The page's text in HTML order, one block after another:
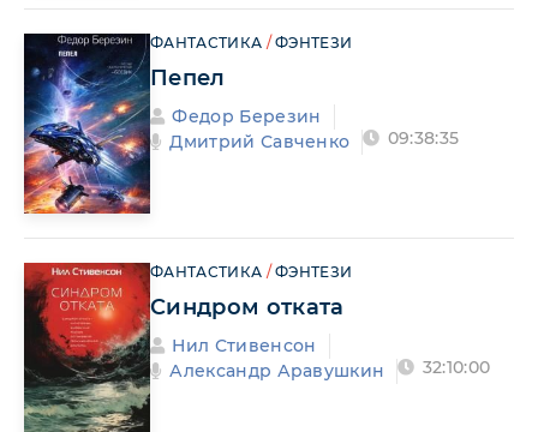
ФАНТАСТИКА /ФЭНТЕЗИ
Пепел
Федор Березин
Дмитрий Савченко
09:38:35
ФАНТАСТИКА /ФЭНТЕЗИ
Синдром отката
Нил Стивенсон
Александр Аравушкин
32:10:00